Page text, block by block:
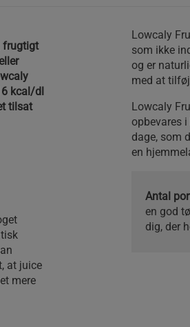
frugtigt
kcal/dl
tilsat
at juice
mere
Lowcaly
som ikke
og er
med at
Lowcaly
opbevares
dage, som
en
Antal
en god
dig, der